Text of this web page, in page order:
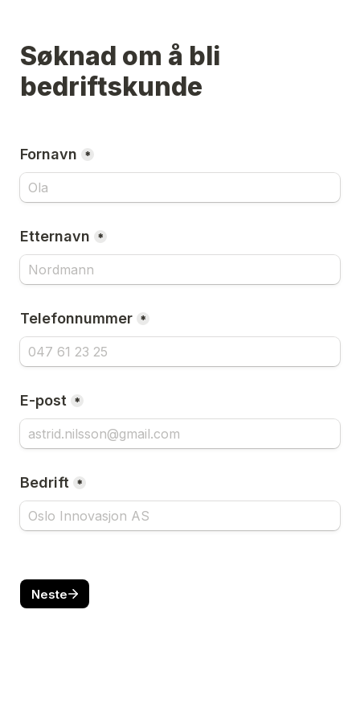
Søknad om å bli
bedriftskunde
Fornavn *
Etternavn *
Telefonnummer *
E-post *
Bedrift *
Neste